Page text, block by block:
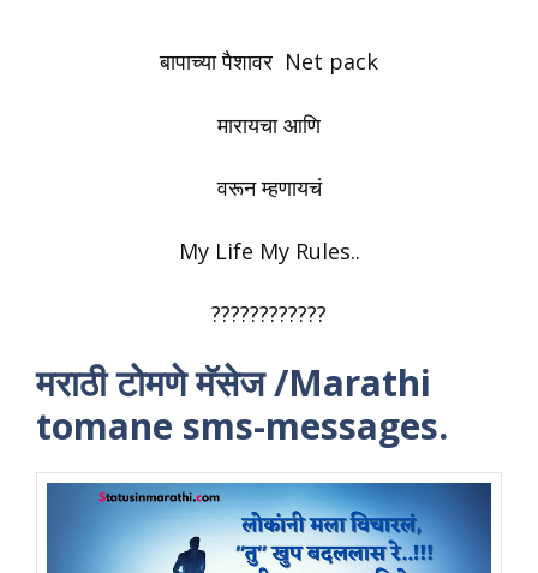
बापाच्या पैशावर Net pack
मारायचा आणि
वरून म्हणायचं
My Life My Rules..
????????????
मराठी टोमणे मॅसेज /Marathi
tomane sms-messages.